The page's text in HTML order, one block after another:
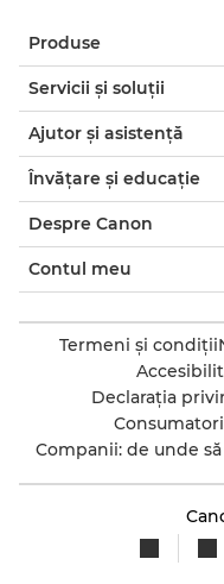
Produse
Servicii şi soluţii
Ajutor şi asistenţă
Învăţare şi educaţie
Despre Canon
Contul meu
Termeni şi condiţii
Declaraţia
Companii: de unde